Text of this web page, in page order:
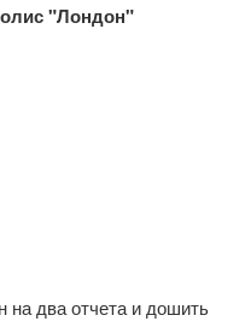
"Лондон"
на два отчета и дошить